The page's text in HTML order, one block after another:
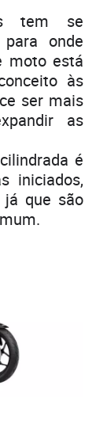
tem se
onde
moto está
às
ser mais
as
é
iniciados,
já que são